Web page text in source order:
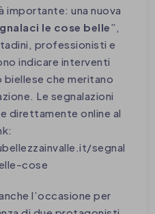
importante: una nuova
le cose belle”,
professionisti e
indicare interventi
che meritano
Le segnalazioni
direttamente online al
segnal
cose
l’occasione per